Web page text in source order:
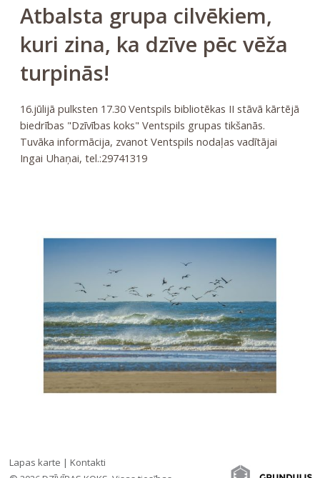
Atbalsta grupa cilvēkiem,
kuri zina, ka dzīve pēc vēža
turpinās!
16.jūlijā pulksten 17.30 Ventspils bibliotēkas II stāvā kārtējā
biedrības "Dzīvības koks" Ventspils grupas tikšanās.
Tuvāka informācija, zvanot Ventspils nodaļas vadītājai
Ingai Uhaņai, tel.:29741319
Lapas karte | Kontakti